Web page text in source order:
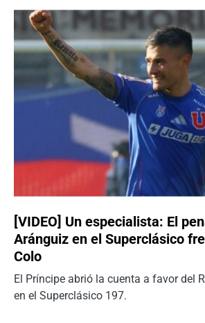
[VIDEO] Un especialista: El
Aránguiz en el Superclásico
Colo
El Príncipe abrió la cuenta a favor del
en el Superclásico 197.